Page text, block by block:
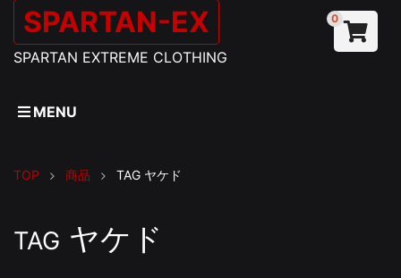
SPARTAN-EX
SPARTAN EXTREME CLOTHING
0
MENU
TOP 商品 TAG ヤケド
TAG ヤケド